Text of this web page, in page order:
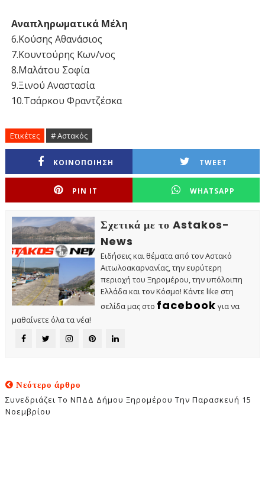
Αναπληρωματικά Μέλη
6.Κούσης Αθανάσιος
7.Κουντούρης Κων/νος
8.Μαλάτου Σοφία
9.Ξινού Αναστασία
10.Τσάρκου Φραντζέσκα
Ετικέτες # Αστακός
ΚΟΙΝΟΠΟΙΗΣΗ TWEET
PIN IT WHATSAPP
Σχετικά με το Astakos-
News
Ειδήσεις και θέματα από τον Αστακό
Αιτωλοακαρνανίας, την ευρύτερη
περιοχή του Ξηρομέρου, την υπόλοιπη
Ελλάδα και τον Κόσμο! Κάντε like στη
σελίδα μας στο facebook για να
μαθαίνετε όλα τα νέα!
Νεότερο άρθρο
Συνεδριάζει Το ΝΠΔΔ Δήμου Ξηρομέρου Την Παρασκευή 15
Νοεμβρίου